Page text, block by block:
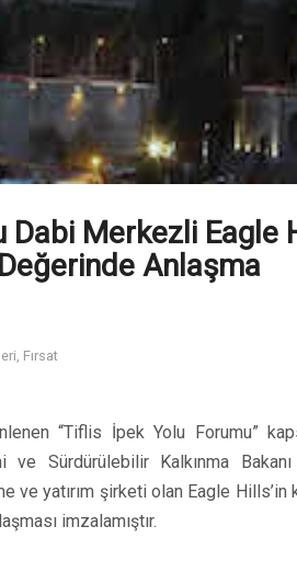
Dabi Merkezli Eagle
Anlaşma
Fırsat
“Tiflis İpek Yolu Forumu”
Sürdürülebilir Kalkınma Bakanı
yatırım şirketi olan Eagle Hills’in
imzalamıştır.